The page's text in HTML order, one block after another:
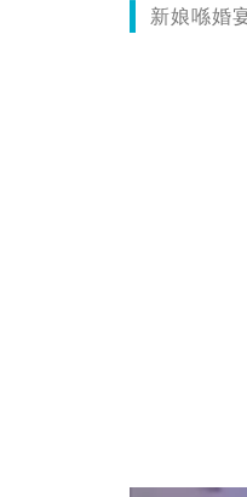
新娘喺婚